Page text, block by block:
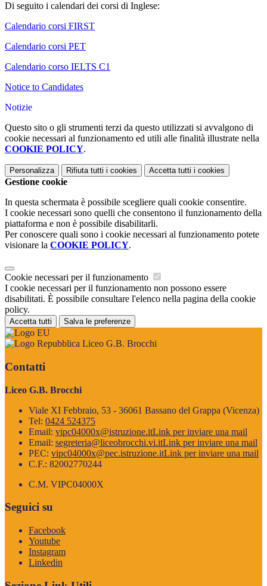
Di seguito i calendari dei corsi di Inglese:
Calendario corsi FIRST
Calendario corsi PET
Calendario corso IELTS C1
Notice to Candidates
Notizie
Questo sito o gli strumenti terzi da questo utilizzati si avvalgono di
cookie necessari al funzionamento ed utili alle finalità illustrate nella
COOKIE POLICY.
Personalizza Rifiuta tutti i cookies Accetta tutti i cookies
Gestione cookie
In questa schermata è possibile scegliere quali cookie consentire.
I cookie necessari sono quelli che consentono il funzionamento della
piattaforma e non è possibile disabilitarli.
Per conoscere quali sono i cookie necessari al funzionamento potete
visionare la COOKIE POLICY.
Cookie necessari per il funzionamento
I cookie necessari per il funzionamento non possono essere
disabilitati. È possibile consultare l'elenco nella pagina della cookie
policy.
Accetta tutti Salva le preferenze
Liceo G.B. Brocchi
Contatti
Liceo G.B. Brocchi
Viale XI Febbraio, 53 - 36061 Bassano del Grappa (Vicenza)
Tel: 0424 524375
Email: vipc04000x@istruzione.itLink per inviare una mail
Email: segreteria@liceobrocchi.vi.itLink per inviare una mail
PEC: vipc04000x@pec.istruzione.itLink per inviare una mail
C.F.: 82002770244
C.M. VIPC04000X
Seguici su
Facebook
Youtube
Instagram
Linkedin